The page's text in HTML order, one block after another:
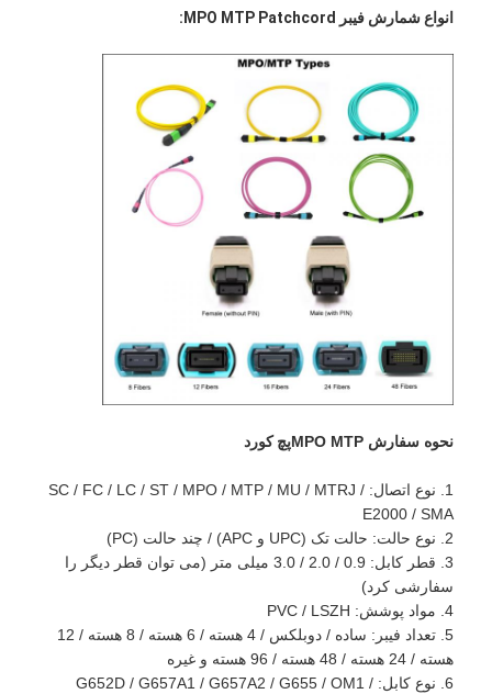
انواع شمارش فیبر MPO MTP Patchcord:
نحوه سفارش MPO MTP پچ کورد
1. نوع اتصال: SC / FC / LC / ST / MPO / MTP / MU / MTRJ /
E2000 / SMA
2. نوع حالت: حالت تک (UPC و APC) / چند حالت (PC)
3. قطر کابل: 0.9 / 2.0 / 3.0 میلی متر (می توان قطر دیگر را
سفارشی کرد)
4. مواد پوشش: PVC / LSZH
5. تعداد فیبر: ساده / دوبلکس / 4 هسته / 6 هسته / 8 هسته / 12
هسته / 24 هسته / 48 هسته / 96 هسته و غیره
6. نوع کابل: G652D / G657A1 / G657A2 / G655 / OM1 /